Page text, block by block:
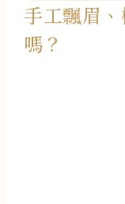
手工飄眉
嗎？